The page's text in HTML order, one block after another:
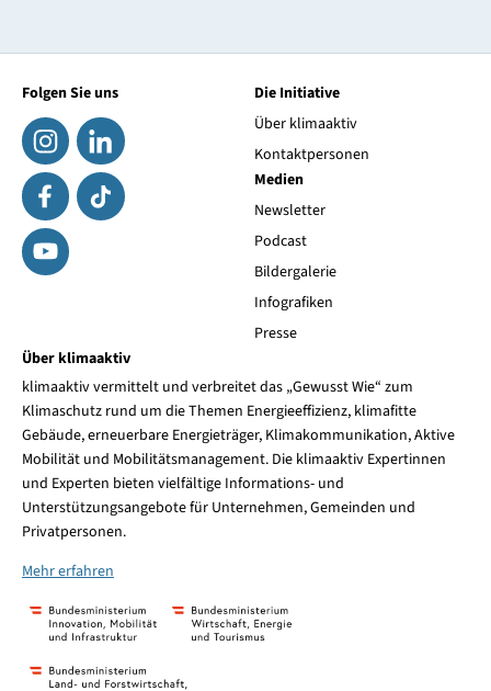
Folgen Sie uns
Die Initiative
Über klimaaktiv
Kontaktpersonen
Medien
Newsletter
Podcast
Bildergalerie
Infografiken
Presse
Über klimaaktiv
klimaaktiv vermittelt und verbreitet das „Gewusst Wie“ zum
Klimaschutz rund um die Themen Energieeffizienz, klimafitte
Gebäude, erneuerbare Energieträger, Klimakommunikation, Aktive
Mobilität und Mobilitätsmanagement. Die klimaaktiv Expertinnen
und Experten bieten vielfältige Informations- und
Unterstützungsangebote für Unternehmen, Gemeinden und
Privatpersonen.
Mehr erfahren